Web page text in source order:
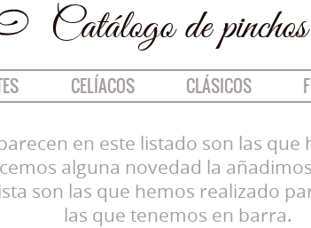
Catálogo de pinchos
CELÍACOS CLÁSICOS
en este listado son las que
alguna novedad la
son las que hemos realizado
las que tenemos en barra.